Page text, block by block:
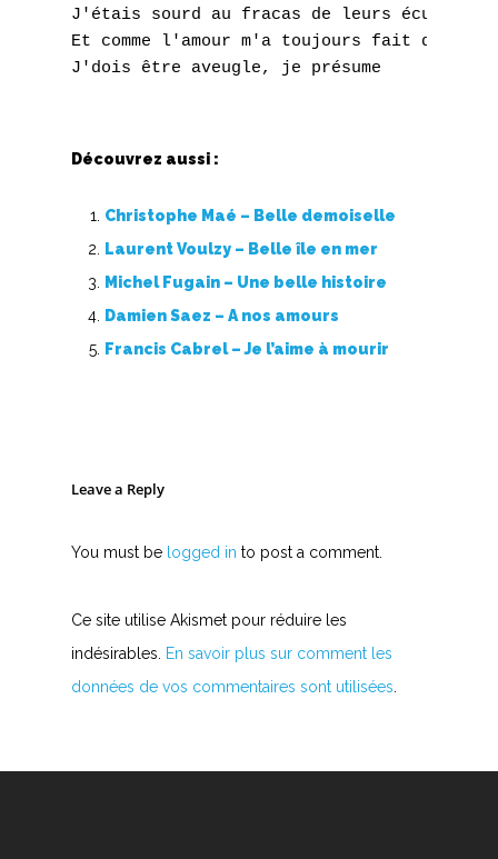
J'étais sourd au fracas de leurs écumes
Et comme l'amour m'a toujours fait des
Découvrez aussi :
Christophe Maé – Belle demoiselle
Laurent Voulzy – Belle île en mer
Michel Fugain – Une belle histoire
Damien Saez – A nos amours
Francis Cabrel – Je l’aime à mourir
Leave a Reply
You must be logged in to post a comment.
Ce site utilise Akismet pour réduire les
indésirables.
En savoir plus sur comment les
données de vos commentaires sont utilisées